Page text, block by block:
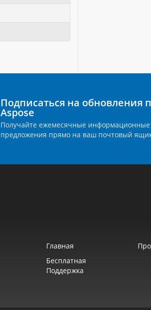
Подписаться на обновления
Aspose
Получайте ежемесячные
предложения прямо на ваш почтовый
Главная
Бесплатная
Поддержка